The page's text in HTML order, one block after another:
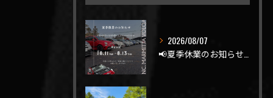
2026/08/07